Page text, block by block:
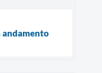
andamento